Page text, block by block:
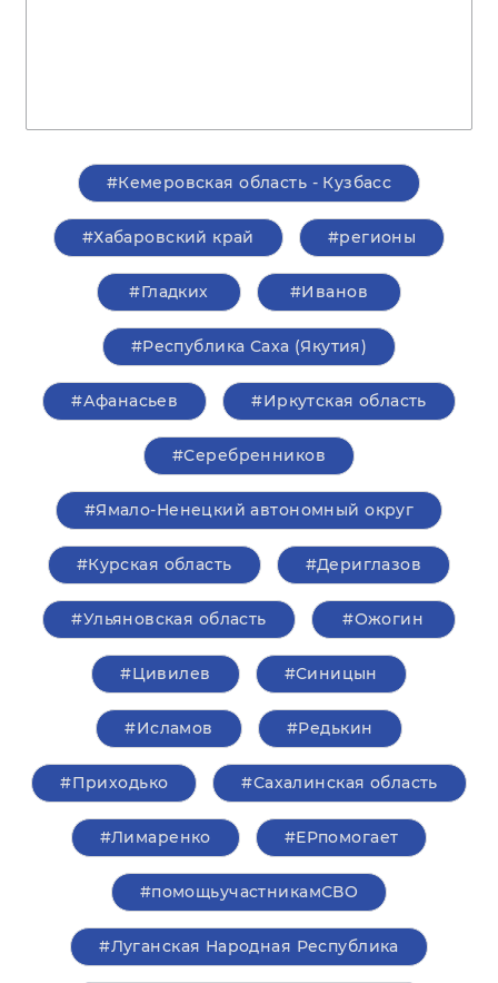
#Кемеровская область - Кузбасс
#Хабаровский край #регионы
#Гладких #Иванов
#Республика Саха (Якутия)
#Афанасьев #Иркутская область
#Серебренников
#Ямало-Ненецкий автономный округ
#Курская область #Дериглазов
#Ульяновская область #Ожогин
#Цивилев #Синицын
#Исламов #Редькин
#Приходько #Сахалинская область
#Лимаренко #ЕРпомогает
#помощьучастникамСВО
#Луганская Народная Республика